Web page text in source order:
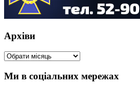
Архіви
Архіви
Ми в соціальних мережах